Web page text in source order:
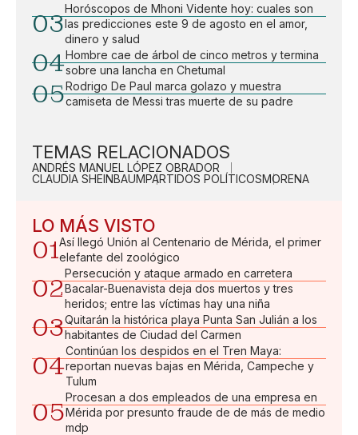
03
Horóscopos de Mhoni Vidente hoy: cuales son
las predicciones este 9 de agosto en el amor,
dinero y salud
04Hombre cae de árbol de cinco metros y termina
sobre una lancha en Chetumal
05Rodrigo De Paul marca golazo y muestra
camiseta de Messi tras muerte de su padre
TEMAS RELACIONADOS
ANDRÉS MANUEL LÓPEZ OBRADOR
CLAUDIA SHEINBAUMPARTIDOS POLÍTICOSMORENA
LO MÁS VISTO
01Así llegó Unión al Centenario de Mérida, el primer
elefante del zoológico
02
Persecución y ataque armado en carretera
Bacalar-Buenavista deja dos muertos y tres
heridos; entre las víctimas hay una niña
03Quitarán la histórica playa Punta San Julián a los
habitantes de Ciudad del Carmen
04
Continúan los despidos en el Tren Maya:
reportan nuevas bajas en Mérida, Campeche y
Tulum
05
Procesan a dos empleados de una empresa en
Mérida por presunto fraude de de más de medio
mdp